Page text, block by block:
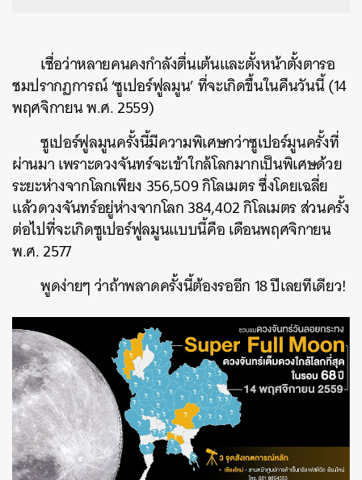
เชื่อว่าหลายคนคงกำลังตื่นเต้นและตั้งหน้าตั้งตารอ
ชมปรากฏการณ์ ‘ซูเปอร์ฟูลมูน’ ที่จะเกิดขึ้นในคืนวันนี้ (14
พฤศจิกายน พ.ศ. 2559)
ซูเปอร์ฟูลมูนครั้งนี้มีความพิเศษกว่าซูเปอร์มูนครั้งที่
ผ่านมา เพราะดวงจันทร์จะเข้าใกล้โลกมากเป็นพิเศษด้วย
ระยะห่างจากโลกเพียง 356,509 กิโลเมตร ซึ่งโดยเฉลี่ย
แล้วดวงจันทร์อยู่ห่างจากโลก 384,402 กิโลเมตร ส่วนครั้ง
ต่อไปที่จะเกิดซูเปอร์ฟูลมูนแบบนี้คือ เดือนพฤศจิกายน
พ.ศ. 2577
พูดง่ายๆ ว่าถ้าพลาดครั้งนี้ต้องรออีก 18 ปีเลยทีเดียว!